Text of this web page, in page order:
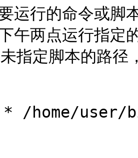
运行的命令或脚
午两点运行指
指定脚本的路径
/home/user/